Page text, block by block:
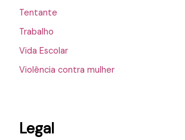
Tentante
Trabalho
Vida Escolar
Violência contra mulher
Legal